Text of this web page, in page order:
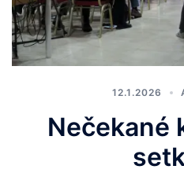
12.1.2026
Nečekané